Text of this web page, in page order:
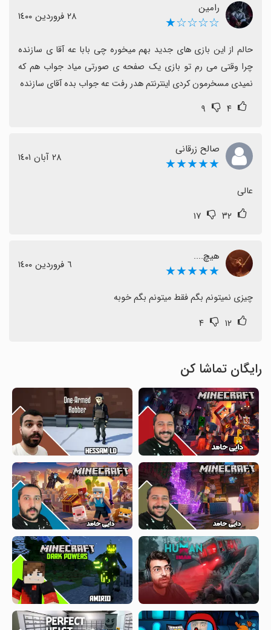
رامین
☆☆☆☆★ ٢٨ فروردین ١٤٠٠
نمیدی مسخرمون کردی اينترنتم هدر رفت عه جواب بده آقای سازنده
۴ ۹
صالح زرقانی
★★★★★ ٢٨ آبان ١٤٠١
عالی
۳۲ ۱۷
هیچ....
★★★★★ ٦ فروردین ١٤٠٠
چیزی نمیتونم بگم فقط میتونم بگم خوبه
۱۲ ۴
رایگان تماشا کن